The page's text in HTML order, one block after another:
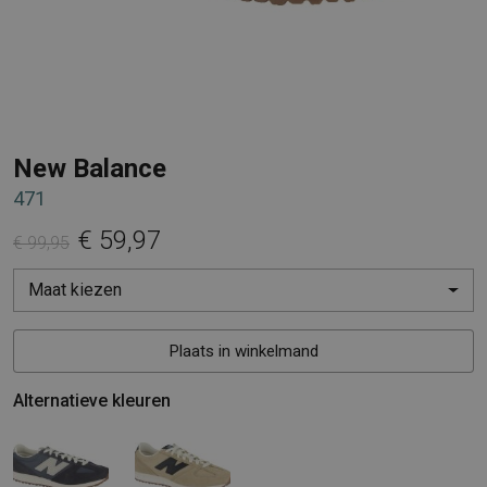
New Balance
471
€ 99,95 € 59,97
Maat kiezen
Plaats in winkelmand
Alternatieve kleuren